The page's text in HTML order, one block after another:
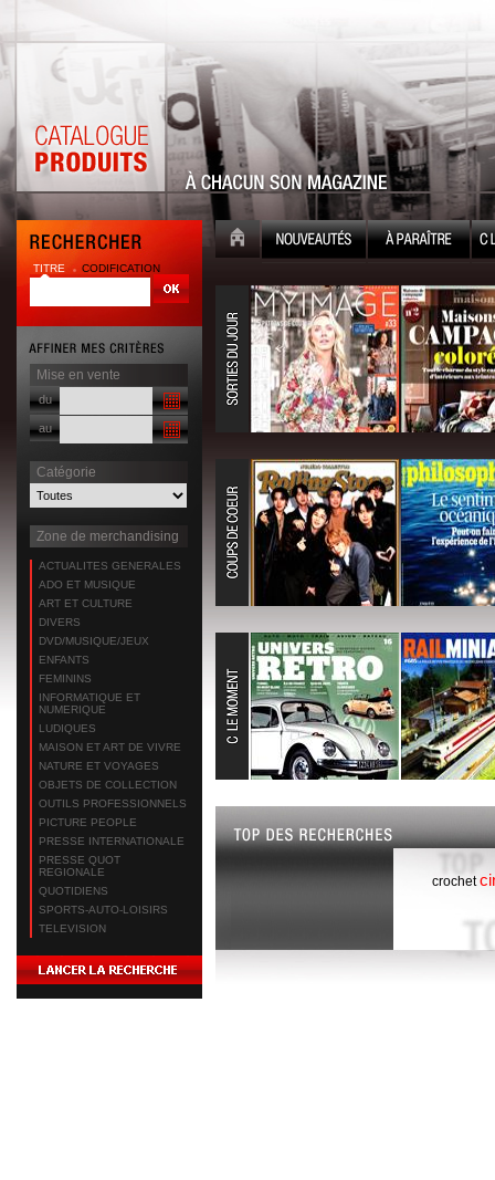
TITRE CODIFICATION
Mise en vente
du
au
Catégorie
Zone de merchandising
ACTUALITES GENERALES
ADO ET MUSIQUE
ART ET CULTURE
DIVERS
DVD/MUSIQUE/JEUX
ENFANTS
FEMININS
INFORMATIQUE ET
NUMERIQUE
LUDIQUES
MAISON ET ART DE VIVRE
NATURE ET VOYAGES
OBJETS DE COLLECTION
OUTILS PROFESSIONNELS
PICTURE PEOPLE
PRESSE INTERNATIONALE
PRESSE QUOT
REGIONALE
QUOTIDIENS
SPORTS-AUTO-LOISIRS
TELEVISION
crochet